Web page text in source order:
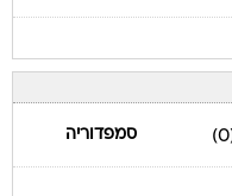
סמפדוריה